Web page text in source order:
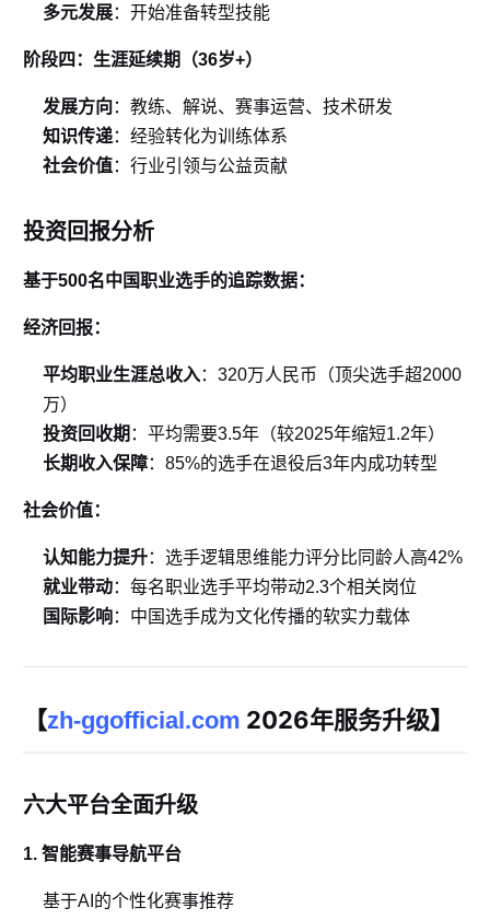
多元发展：开始准备转型技能
阶段四：生涯延续期（36岁+）
发展方向 ：教练、解说、赛事运营、技术研发
知识传递：经验转化为训练体系
社会价值：行业引领与公益贡献
投资回报分析
基于500名中国职业选手的追踪数据：
经济回报：
平均职业生涯总收入：320万人民币（顶尖选手超2000
万）
投资回收期 ：平均需要3.5年（较2025年缩短1.2年）
长期收入保障：85%的选手在退役后3年内成功转型
社会价值：
认知能力提升：选手逻辑思维能力评分比同龄人高42%
就业带动：每名职业选手平均带动2.3个相关岗位
国际影响：中国选手成为文化传播的软实力载体
【zh-ggofficial.com 2026年服务升级】
六大平台全面升级
1. 智能赛事导航平台
基于AI的个性化赛事推荐